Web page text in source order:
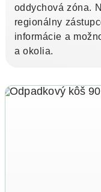
oddychová zóna.
regionálny
informácie a
a okolia.